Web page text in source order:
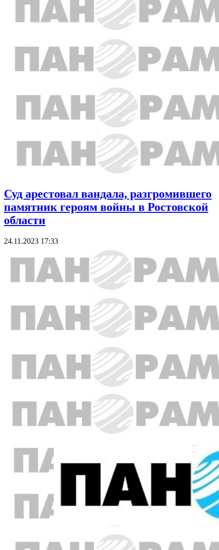
Суд арестовал вандала, разгромившего
памятник героям войны в Ростовской
области
24.11.2023 17:33